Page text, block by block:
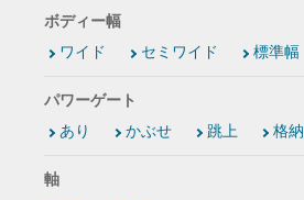
ボディー幅
ワイド
セミワイド 標準幅
パワーゲート
あり
かぶせ 跳上 格納
軸